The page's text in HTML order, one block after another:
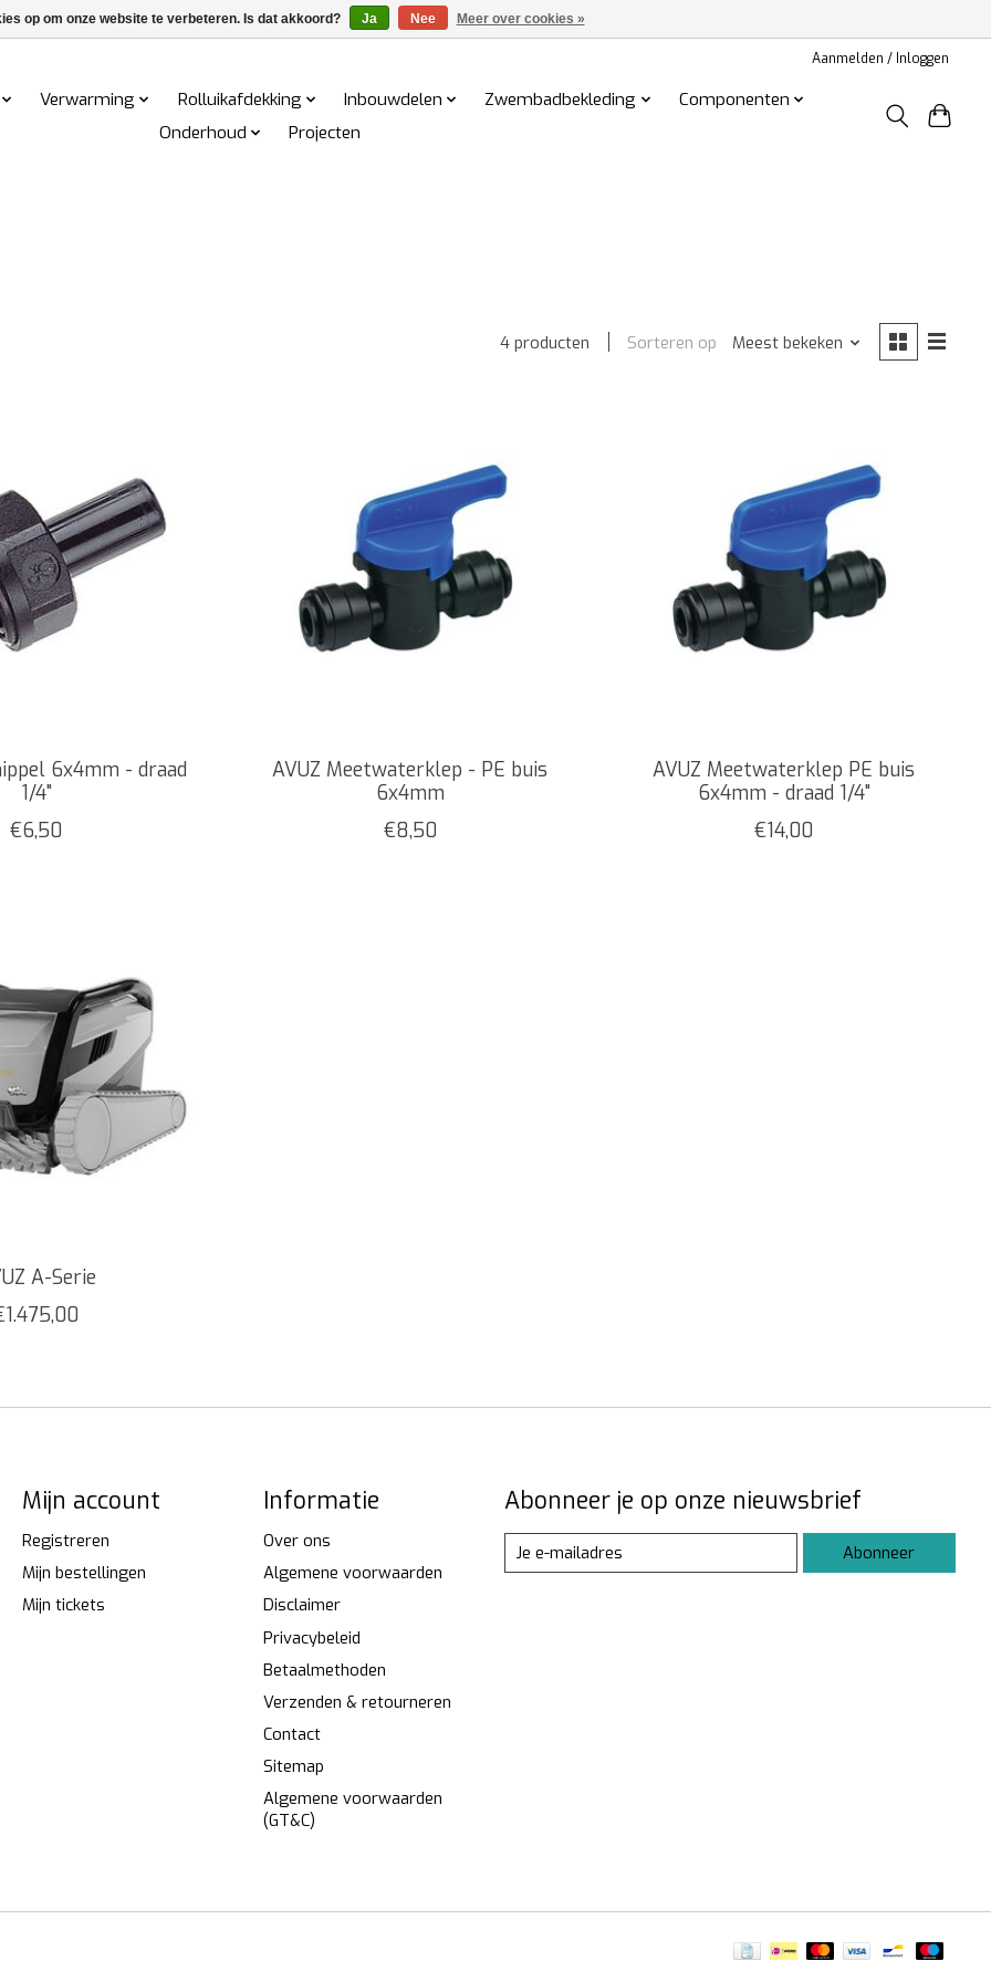
Aanmelden / Inloggen
Verwarming Rolluikafdekking Inbouwdelen Zwembadbekleding
Componenten
Onderhoud
Projecten
4 producten Sorteren op Meest bekeken
6x4mm - draad
1/4"
€6,50
AVUZ Meetwaterklep - PE buis
6x4mm
€8,50
AVUZ Meetwaterklep PE buis
6x4mm - draad 1/4"
€14,00
A-Serie
Mijn account
Registreren
Mijn bestellingen
Mijn tickets
Informatie
Over ons
Algemene voorwaarden
Disclaimer
Privacybeleid
Betaalmethoden
Verzenden & retourneren
Contact
Sitemap
Algemene voorwaarden
(GT&C)
Abonneer je op onze nieuwsbrief
Abonneer
op om onze website te verbeteren. Is dat akkoord? Ja Nee Meer over cookies »